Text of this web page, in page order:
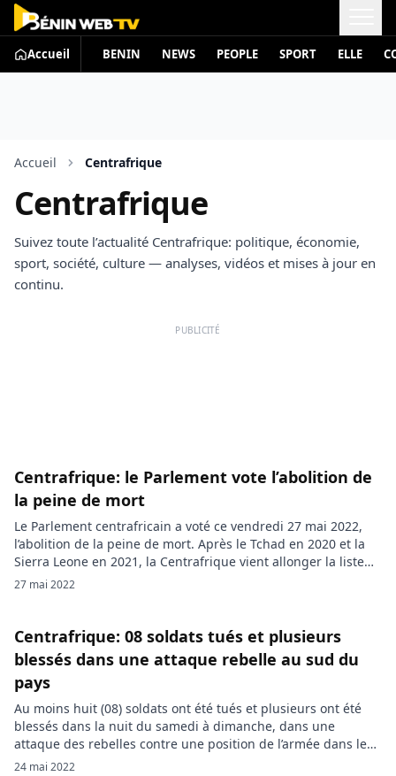
Accueil BENIN NEWS PEOPLE SPORT ELLE
Accueil Centrafrique
Centrafrique
Suivez toute l’actualité Centrafrique: politique, économie,
sport, société, culture — analyses, vidéos et mises à jour en
continu.
PUBLICITÉ
Centrafrique: le Parlement vote l’abolition de
la peine de mort
Le Parlement centrafricain a voté ce vendredi 27 mai 2022,
l’abolition de la peine de mort. Après le Tchad en 2020 et la
Sierra Leone en 2021, la Centrafrique vient allonger la liste
des pays ayant voté l’abolition de la peine de mort en Afrique.
27 mai 2022
Centrafrique: 08 soldats tués et plusieurs
blessés dans une attaque rebelle au sud du
pays
Au moins huit (08) soldats ont été tués et plusieurs ont été
blessés dans la nuit du samedi à dimanche, dans une
attaque des rebelles contre une position de l’armée dans le
sud-est de la Centrafrique. Des hommes armés ont de
24 mai 2022